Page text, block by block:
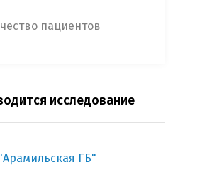
пациентов
исследование
ГБ"